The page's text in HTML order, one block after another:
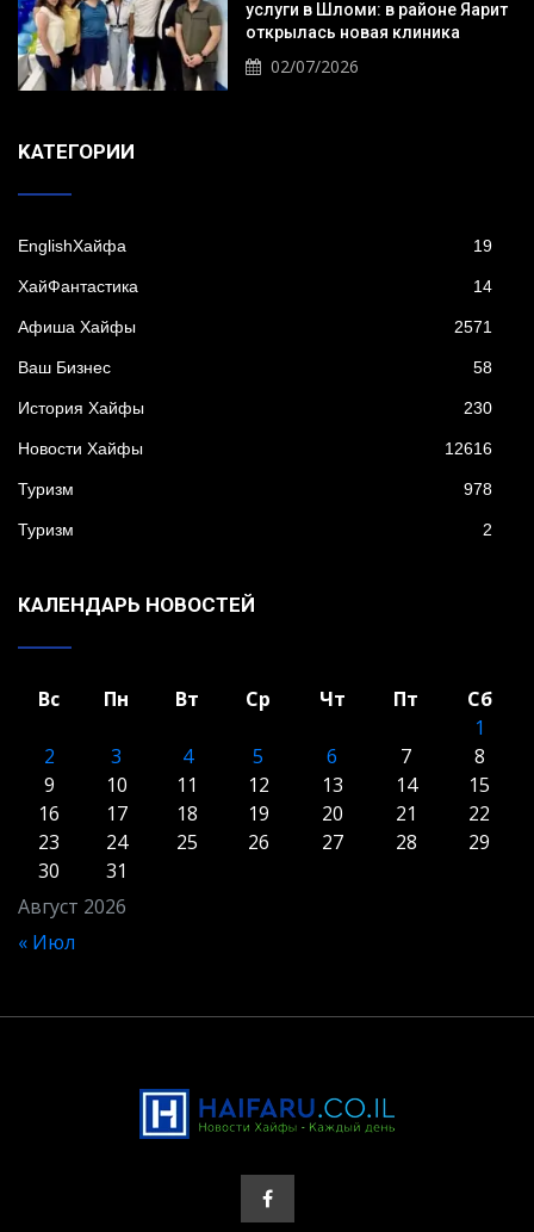
услуги в Шломи: в районе Яарит
открылась новая клиника
02/07/2026
KАТЕГОРИИ
EnglishХайфа 19
XайФантастика 14
Афиша Хайфы 2571
Ваш Бизнес 58
История Хайфы 230
Новости Хайфы 12616
Туризм 978
Туризм 2
КАЛЕНДАРЬ НОВОСТЕЙ
Август 2026
Вс Пн Вт Ср Чт Пт
Сб
1
2
3 4 5 6 7
8
9
10 11 12 13 14
15
16
17 18 19 20 21
22
23
24 25 26 27 28
29
30
31
« Июл